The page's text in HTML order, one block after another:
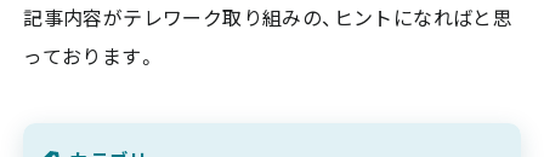
記事内容がテレワーク取り組みの、ヒントになればと思
っております。